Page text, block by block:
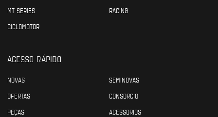
MT SERIES
RACING
CICLOMOTOR
ACESSO RÁPIDO
NOVAS
SEMINOVAS
OFERTAS
CONSÓRCIO
PEÇAS
ACESSÓRIOS